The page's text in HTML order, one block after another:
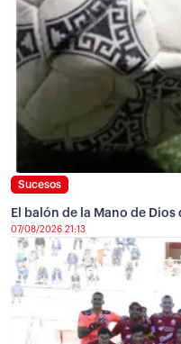
Sucesos
El balón de la Mano de Dios
07/08/2026 21:13